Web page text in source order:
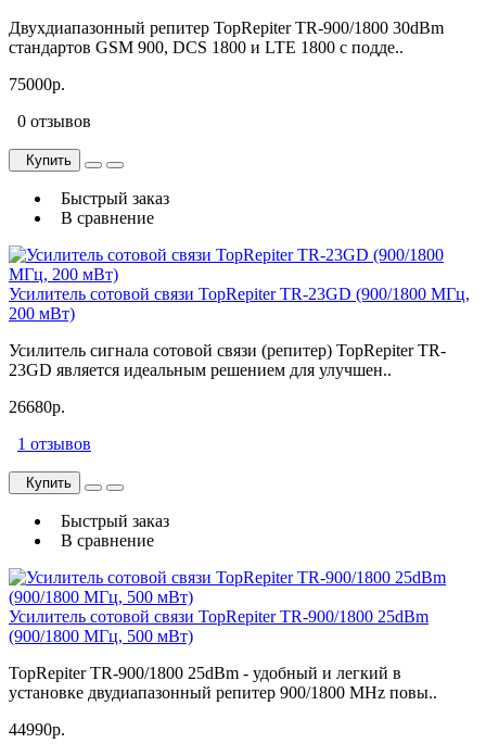
Двухдиапазонный репитер TopRepiter TR-900/1800 30dBm
стандартов GSM 900, DCS 1800 и LTE 1800 с подде..
75000р.
0 отзывов
Купить
Быстрый заказ
В сравнение
Усилитель сотовой связи TopRepiter TR-23GD (900/1800 МГц,
200 мВт)
Усилитель сигнала сотовой связи (репитер) TopRepiter TR-
23GD является идеальным решением для улучшен..
26680р.
1 отзывов
Купить
Быстрый заказ
В сравнение
Усилитель сотовой связи TopRepiter TR-900/1800 25dBm
(900/1800 МГц, 500 мВт)
TopRepiter TR-900/1800 25dBm - удобный и легкий в
установке двудиапазонный репитер 900/1800 MHz повы..
44990р.